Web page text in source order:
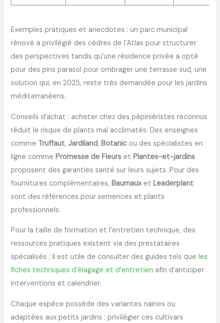
Exemples pratiques et anecdotes : un parc municipal
rénové a privilégié des cèdres de l’Atlas pour structurer
des perspectives tandis qu’une résidence privée a opté
pour des pins parasol pour ombrager une terrasse sud, une
solution qui, en 2025, reste très demandée pour les jardins
méditerranéens.
Conseils d’achat : acheter chez des pépiniéristes reconnus
réduit le risque de plants mal acclimatés. Des enseignes
comme Truffaut,Jardiland, Botanic ou des spécialistes en
ligne comme Promesse de Fleurs et Plantes-et-jardins
proposent des garanties santé sur leurs sujets. Pour des
fournitures complémentaires, Baumauxet Leaderplant
sont des références pour semences et plants
professionnels.
Pour la taille de formation et l’entretien technique, des
ressources pratiques existent via des prestataires
spécialisés ; il est utile de consulter des guides tels queles
fiches techniques d’élagage et d’entretien afin d’anticiper
interventions et calendrier.
Chaque espèce possède des variantes naines ou
adaptées aux petits jardins : privilégier ces cultivars